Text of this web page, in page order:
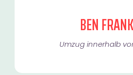
BEN
Umzug innerhalb